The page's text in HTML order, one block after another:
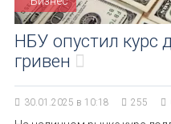
НБУ опустил курс
гривен
30.01.2025 в 10:18 255